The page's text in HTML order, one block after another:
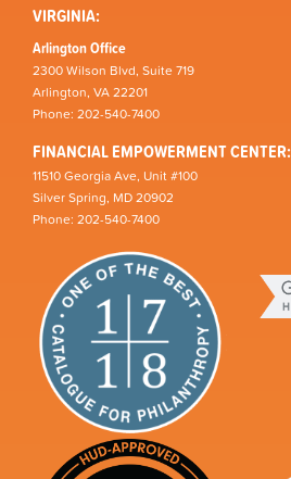
VIRGINIA:
Arlington Office
2300 Wilson Blvd, Suite 719
Arlington, VA 22201
Phone: 202-540-7400
FINANCIAL EMPOWERMENT CENTER:
11510 Georgia Ave, Unit #100
Silver Spring, MD 20902
Phone: 202-540-7400